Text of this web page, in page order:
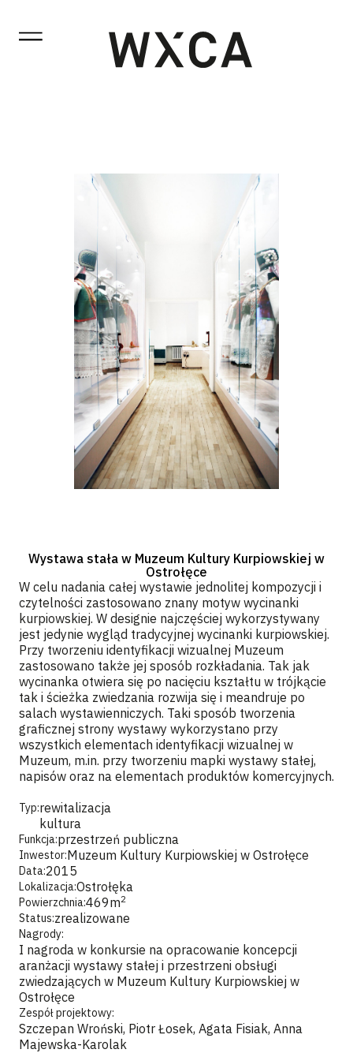
Wystawa stała w Muzeum Kultury Kurpiowskiej w
Ostrołęce
W celu nadania całej wystawie jednolitej kompozycji i
czytelności zastosowano znany motyw wycinanki
kurpiowskiej. W designie najczęściej wykorzystywany
jest jedynie wygląd tradycyjnej wycinanki kurpiowskiej.
Przy tworzeniu identyfikacji wizualnej Muzeum
zastosowano także jej sposób rozkładania. Tak jak
wycinanka otwiera się po nacięciu kształtu w trójkącie
tak i ścieżka zwiedzania rozwija się i meandruje po
salach wystawienniczych. Taki sposób tworzenia
graficznej strony wystawy wykorzystano przy
wszystkich elementach identyfikacji wizualnej w
Muzeum, m.in. przy tworzeniu mapki wystawy stałej,
napisów oraz na elementach produktów komercyjnych.
Typ:rewitalizacja
kultura
Funkcja:przestrzeń publiczna
Inwestor:Muzeum Kultury Kurpiowskiej w Ostrołęce
Data:2015
Lokalizacja:Ostrołęka
Powierzchnia:469m2
Status:zrealizowane
Nagrody:
I nagroda w konkursie na opracowanie koncepcji
aranżacji wystawy stałej i przestrzeni obsługi
zwiedzających w Muzeum Kultury Kurpiowskiej w
Ostrołęce
Zespół projektowy:
Szczepan Wroński, Piotr Łosek, Agata Fisiak, Anna
Majewska-Karolak